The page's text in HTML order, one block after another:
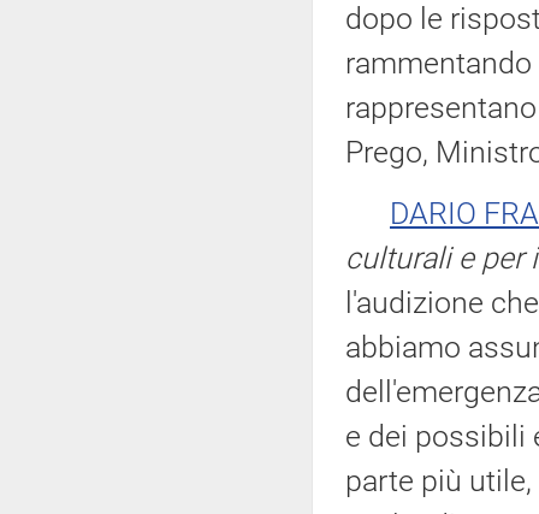
dopo le
rammentando
Prego,
DARIO
culturali e per
l'audizione
abbiamo
e dei possibili
parte più